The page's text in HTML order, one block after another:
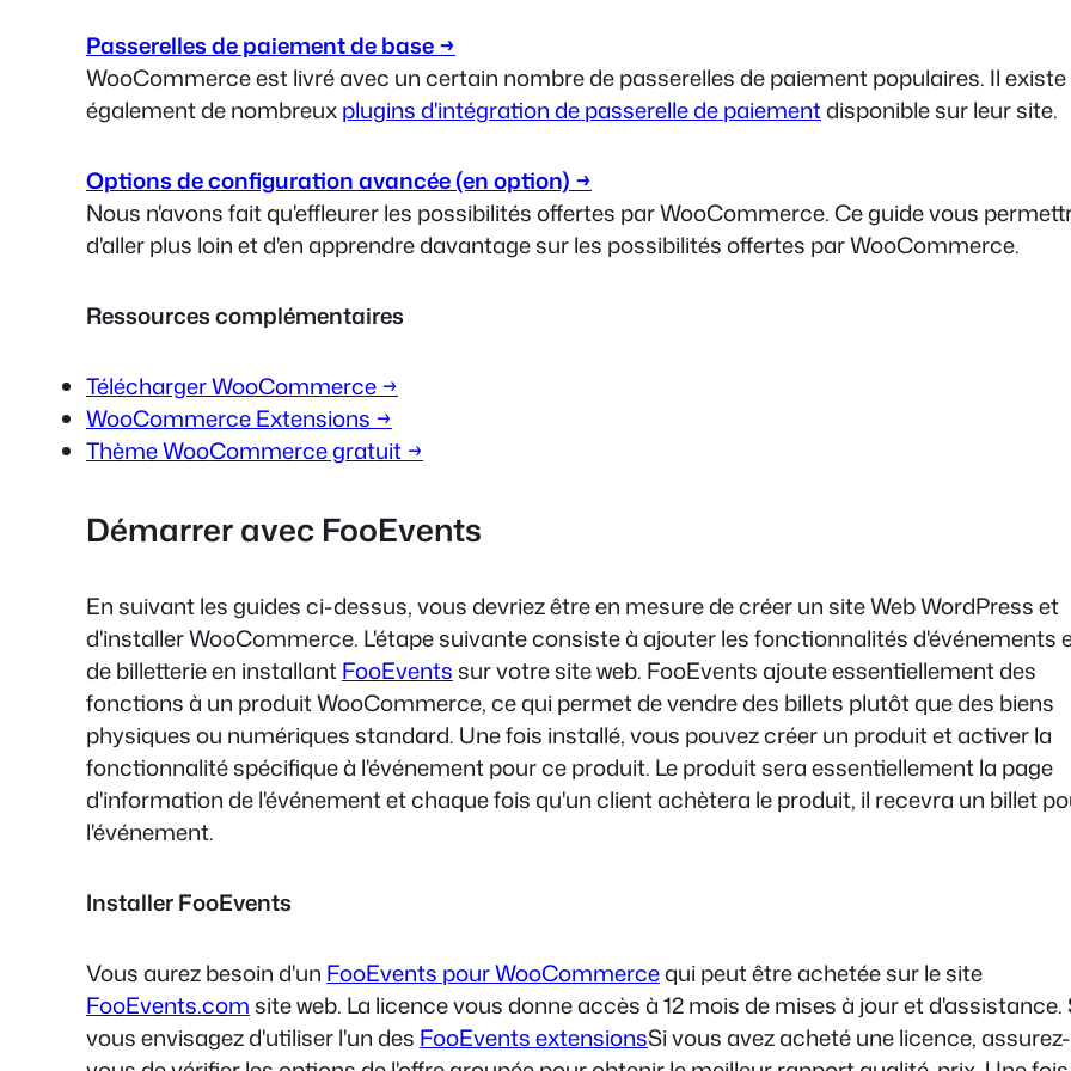
Passerelles de paiement de base →
WooCommerce est livré avec un certain nombre de passerelles de paiement populaires. Il existe
également de nombreuxplugins d'intégration de passerelle de paiementdisponible sur leur site.
Options de configuration avancée (en option) →
Nous n'avons fait qu'effleurer les possibilités offertes par WooCommerce. Ce guide vous
d'aller plus loin et d'en apprendre davantage sur les possibilités offertes par WooCommerce.
Ressources complémentaires
Télécharger WooCommerce →
WooCommerce Extensions →
Thème WooCommerce gratuit →
Démarrer avec FooEvents
En suivant les guides ci-dessus, vous devriez être en mesure de créer un site Web WordPress et
d'installer WooCommerce. L'étape suivante consiste à ajouter les fonctionnalités d'événements
de billetterie en installantFooEventssur votre site web. FooEvents ajoute essentiellement des
fonctions à un produit WooCommerce, ce qui permet de vendre des billets plutôt que des biens
physiques ou numériques standard. Une fois installé, vous pouvez créer un produit et activer la
fonctionnalité spécifique à l'événement pour ce produit. Le produit sera essentiellement la page
d'information de l'événement et chaque fois qu'un client achètera le produit, il recevra un billet
l'événement.
Installer FooEvents
Vous aurez besoin d'un FooEvents pour WooCommercequi peut être achetée sur le site
FooEvents.comsite web. La licence vous donne accès à 12 mois de mises à jour et d'assistance.
vous envisagez d'utiliser l'un des FooEvents extensionsSi vous avez acheté une licence, assurez-